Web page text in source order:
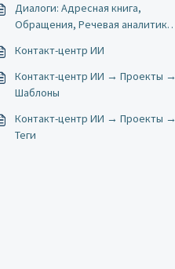
Диалоги: Адресная книга,
Обращения, Речевая аналитика,
Контакт-центр ИИ
Контакт-центр ИИ → Проекты →
Шаблоны
Контакт-центр ИИ → Проекты →
Теги